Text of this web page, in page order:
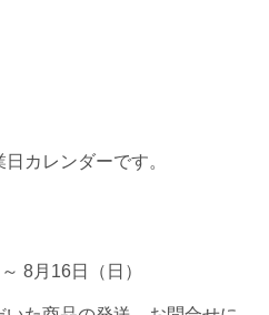
カレンダーです。
8月16日（日）